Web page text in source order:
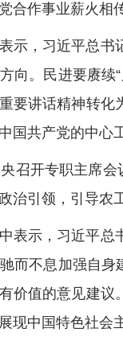
合作事业薪火相传
，习近平总书记
向。民进要赓续
要讲话精神转
国共产党的中心
开专职主席会
治引领，引导农
示，习近平总书
而不息加强自
价值的意见建
现中国特色社会